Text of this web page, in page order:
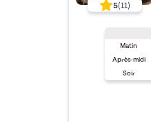
5(11)
Matin
Après-midi
Soir